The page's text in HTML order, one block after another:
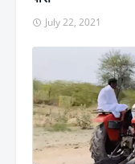
July 22, 2021